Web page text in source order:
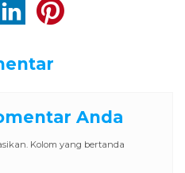
Anda
Kolom yang bertanda